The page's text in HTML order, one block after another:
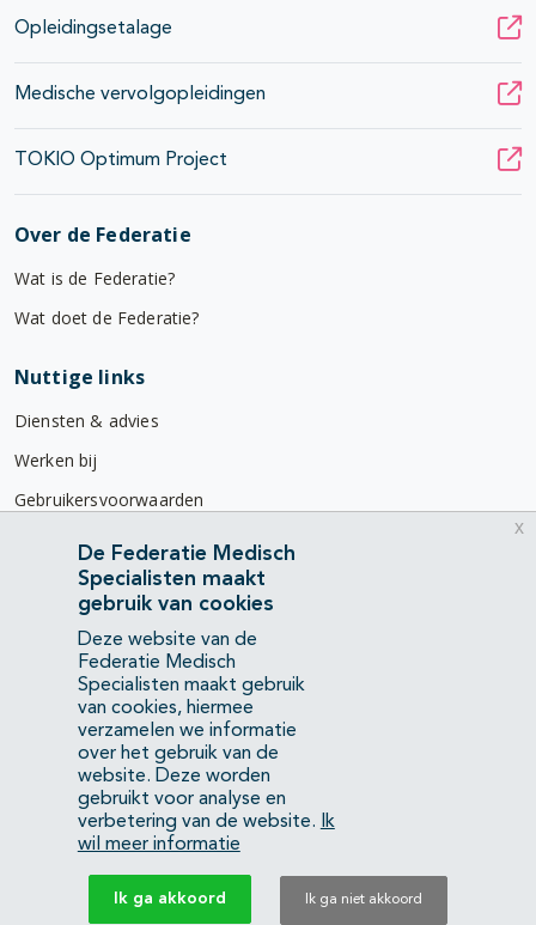
Opleidingsetalage
Medische vervolgopleidingen
TOKIO Optimum Project
Over de Federatie
Wat is de Federatie?
Wat doet de Federatie?
Nuttige links
Diensten & advies
Werken bij
Gebruikersvoorwaarden
Privacyverklaring
Contact
Mercatorlaan 1200
3528 BL Utrecht
(088) 505 34 34
info@richtlijnendatabase.nl
YouTubeLinkedIn
KvK Federatie Medisch Specialisten:40483480
De Federatie Medisch
Specialisten maakt
gebruik van cookies
Deze website van de
Federatie Medisch
Specialisten maakt gebruik
van cookies, hiermee
verzamelen we informatie
over het gebruik van de
website. Deze worden
gebruikt voor analyse en
verbetering van de website.
Ik
wil meer informatie
Ik ga akkoord Ik ga niet akkoord
x